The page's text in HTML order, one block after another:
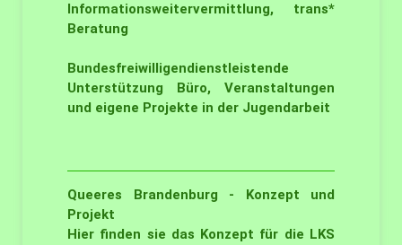
Informationsweitervermittlung, trans*
Beratung
Bundesfreiwilligendienstleistende
Unterstützung Büro, Veranstaltungen
und eigene Projekte in der Jugendarbeit
Queeres Brandenburg - Konzept und
Projekt
Hier finden sie das Konzept für die LKS